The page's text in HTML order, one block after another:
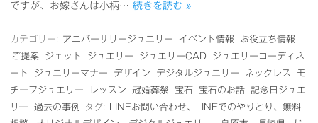
ですが、お嫁さんは小柄… 続きを読む »
カテゴリー: アニバーサリージュエリー イベント情報
お役立ち情報
ご提案
ジェット ジュエリー ジュエリーCAD
ジュエリーコーディネ
ート
ジュエリーマナー デザイン デジタルジュエリー ネックレス
モ
チーフジュエリー
レッスン 冠婚葬祭 宝石 宝石のお話
記念日ジュエ
リ―
過去の事例 タグ:
LINEお問い合わせ、LINEでのやりとり、無料